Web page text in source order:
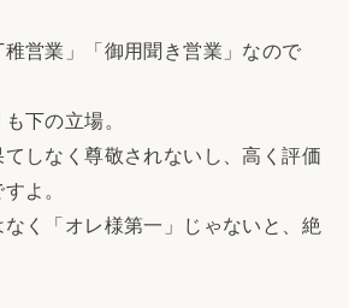
営業」「御用聞き営業」なので
下の立場。
しなく尊敬されないし、高く評価
よ。
く「オレ様第一」じゃないと、絶